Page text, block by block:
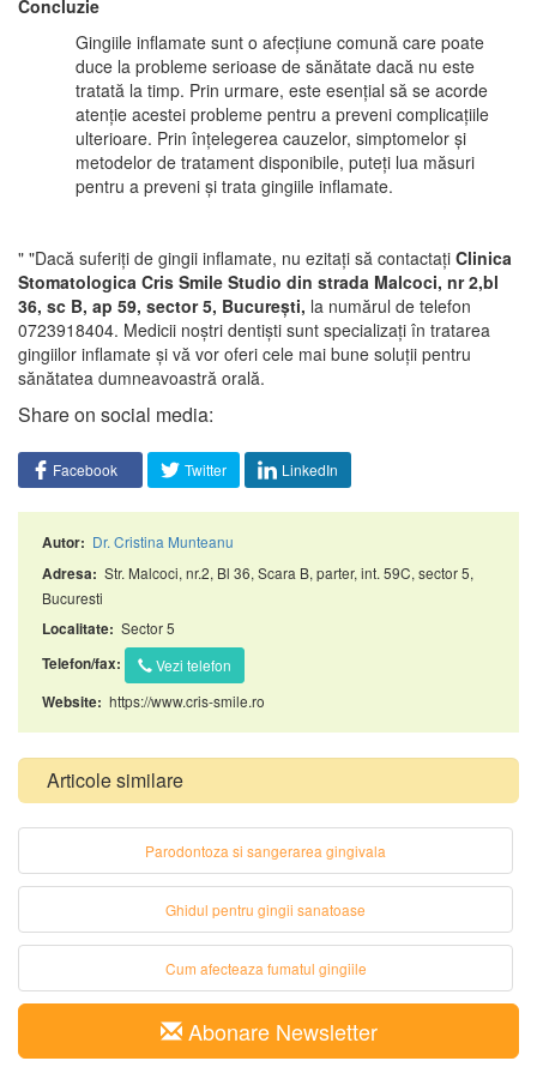
Concluzie
Gingiile inflamate sunt o afecțiune comună care poate
duce la probleme serioase de sănătate dacă nu este
tratată la timp. Prin urmare, este esențial să se acorde
atenție acestei probleme pentru a preveni complicațiile
ulterioare. Prin înțelegerea cauzelor, simptomelor și
metodelor de tratament disponibile, puteți lua măsuri
pentru a preveni și trata gingiile inflamate.
" "Dacă suferiți de gingii inflamate, nu ezitați să contactați Clinica
Stomatologica Cris Smile Studio din strada Malcoci, nr 2,bl
36, sc B, ap 59, sector 5, București, la numărul de telefon
0723918404. Medicii noștri dentiști sunt specializați în tratarea
gingiilor inflamate și vă vor oferi cele mai bune soluții pentru
sănătatea dumneavoastră orală.
Share on social media:
Facebook Twitter LinkedIn
Autor: Dr. Cristina Munteanu
Adresa: Str. Malcoci, nr.2, Bl 36, Scara B, parter, int. 59C, sector 5,
Bucuresti
Localitate: Sector 5
Telefon/fax:
Vezi telefon
Website: https://www.cris-smile.ro
Articole similare
Parodontoza si sangerarea gingivala
Ghidul pentru gingii sanatoase
Cum afecteaza fumatul gingiile
Abonare Newsletter